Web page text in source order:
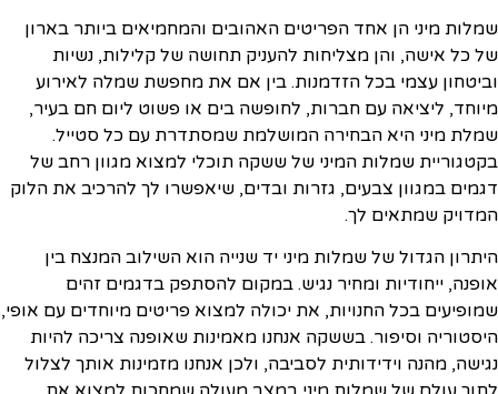
שמלות מיני הן אחד הפריטים האהובים והמחמיאים ביותר בארון
של כל אישה, והן מצליחות להעניק תחושה של קלילות, נשיות
וביטחון עצמי בכל הזדמנות. בין אם את מחפשת שמלה לאירוע
מיוחד, ליציאה עם חברות, לחופשה בים או פשוט ליום חם בעיר,
שמלת מיני היא הבחירה המושלמת שמסתדרת עם כל סטייל.
בקטגוריית שמלות המיני של ששקה תוכלי למצוא מגוון רחב של
דגמים במגוון צבעים, גזרות ובדים, שיאפשרו לך להרכיב את הלוק
המדויק שמתאים לך.
היתרון הגדול של שמלות מיני יד שנייה הוא השילוב המנצח בין
אופנה, ייחודיות ומחיר נגיש. במקום להסתפק בדגמים זהים
שמופיעים בכל החנויות, את יכולה למצוא פריטים מיוחדים עם אופי,
היסטוריה וסיפור. בששקה אנחנו מאמינות שאופנה צריכה להיות
נגישה, מהנה וידידותית לסביבה, ולכן אנחנו מזמינות אותך לצלול